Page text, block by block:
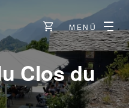
MENÜ
Clos du